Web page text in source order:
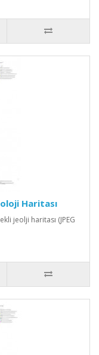
Haritası
jeolji haritası (JPEG